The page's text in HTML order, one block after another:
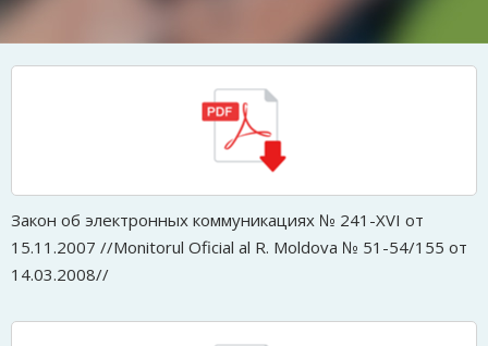
Закон об электронных коммуникациях № 241-XVI от
15.11.2007 //Monitorul Oficial al R. Moldova № 51-54/155 от
14.03.2008//